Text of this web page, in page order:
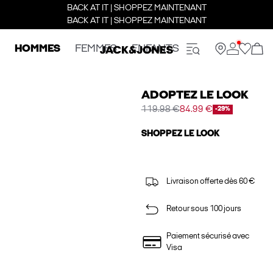
BACK AT IT | SHOPPEZ MAINTENANT
BACK AT IT | SHOPPEZ MAINTENANT
HOMMES FEMMES ENFANTS
ADOPTEZ LE LOOK
119.98 €84.99 € -29%
SHOPPEZ LE LOOK
Livraison offerte dès 60 €
Retour sous 100 jours
Paiement sécurisé avec
Visa